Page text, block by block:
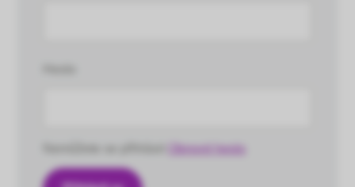
Obnovit heslo